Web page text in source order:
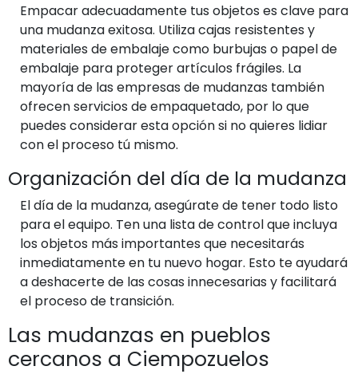
Empacar adecuadamente tus objetos es clave para
una mudanza exitosa. Utiliza cajas resistentes y
materiales de embalaje como burbujas o papel de
embalaje para proteger artículos frágiles. La
mayoría de las empresas de mudanzas también
ofrecen servicios de empaquetado, por lo que
puedes considerar esta opción si no quieres lidiar
con el proceso tú mismo.
Organización del día de la mudanza
El día de la mudanza, asegúrate de tener todo listo
para el equipo. Ten una lista de control que incluya
los objetos más importantes que necesitarás
inmediatamente en tu nuevo hogar. Esto te ayudará
a deshacerte de las cosas innecesarias y facilitará
el proceso de transición.
Las mudanzas en pueblos
cercanos a Ciempozuelos